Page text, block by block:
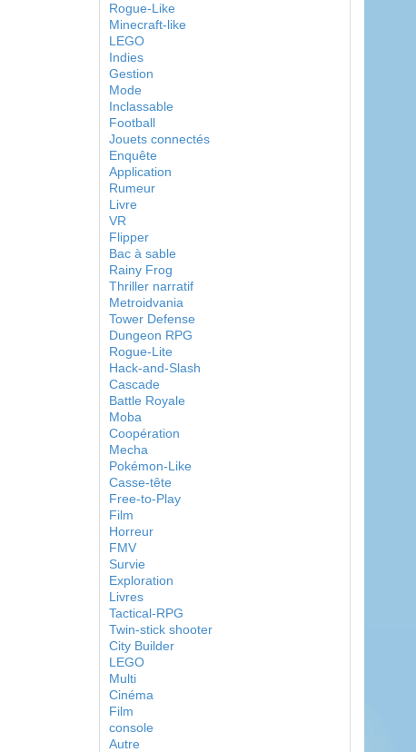
Rogue-Like
Minecraft-like
LEGO
Indies
Gestion
Mode
Inclassable
Football
Jouets connectés
Enquête
Application
Rumeur
Livre
VR
Flipper
Bac à sable
Rainy Frog
Thriller narratif
Metroidvania
Tower Defense
Dungeon RPG
Rogue-Lite
Hack-and-Slash
Cascade
Battle Royale
Moba
Coopération
Mecha
Pokémon-Like
Casse-tête
Free-to-Play
Film
Horreur
FMV
Survie
Exploration
Livres
Tactical-RPG
Twin-stick shooter
City Builder
LEGO
Multi
Cinéma
Film
console
Autre